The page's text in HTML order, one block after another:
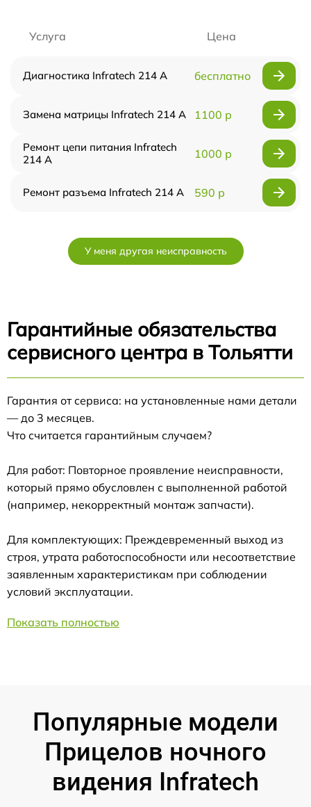
Услуга Цена
Диагностика Infratech 214 А бесплатно
Замена матрицы Infratech 214 А 1100 р
Ремонт цепи питания Infratech
214 А
1000 р
Ремонт разъема Infratech 214 А 590 р
У меня другая неисправность
Гарантийные обязательства
сервисного центра в Тольятти
Гарантия от сервиса: на установленные нами детали
— до 3 месяцев.
Что считается гарантийным случаем?
Для работ: Повторное проявление неисправности,
который прямо обусловлен с выполненной работой
(например, некорректный монтаж запчасти).
Для комплектующих: Преждевременный выход из
строя, утрата работоспособности или несоответствие
заявленным характеристикам при соблюдении
условий эксплуатации.
Показать полностью
Популярные модели
Прицелов ночного
видения Infratech